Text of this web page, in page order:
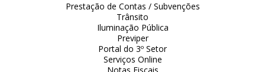
Prestação de Contas / Subvenções
Trânsito
Iluminação Pública
Previper
Portal do 3º Setor
Serviços Online